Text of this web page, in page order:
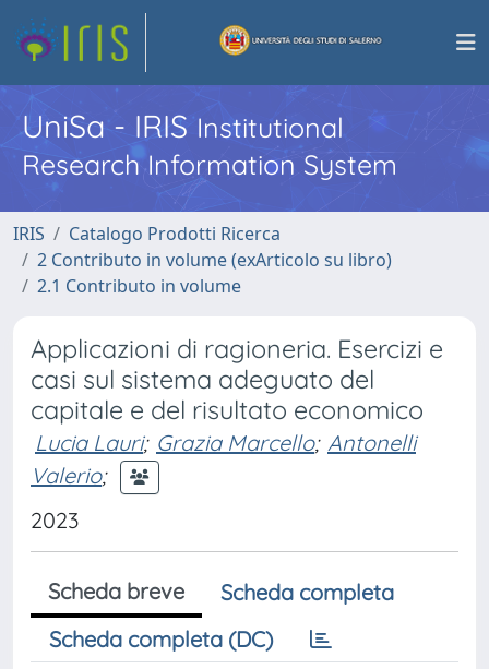
UniSa - IRISInstitutional
Research Information System
IRIS
Catalogo Prodotti Ricerca
2 Contributo in volume (exArticolo su libro)
2.1 Contributo in volume
Applicazioni di ragioneria. Esercizi e
casi sul sistema adeguato del
capitale e del risultato economico
Lucia Lauri; Grazia Marcello; Antonelli
Valerio;
2023
Scheda breve
Scheda completa
Scheda completa (DC)